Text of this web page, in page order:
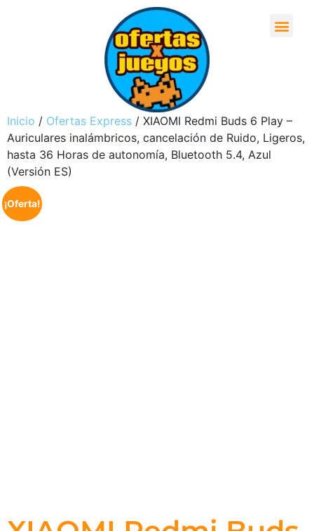
Inicio / Ofertas Express / XIAOMI Redmi Buds 6 Play –
Auriculares inalámbricos, cancelación de Ruido, Ligeros,
hasta 36 Horas de autonomía, Bluetooth 5.4, Azul
(Versión ES)
¡Oferta!